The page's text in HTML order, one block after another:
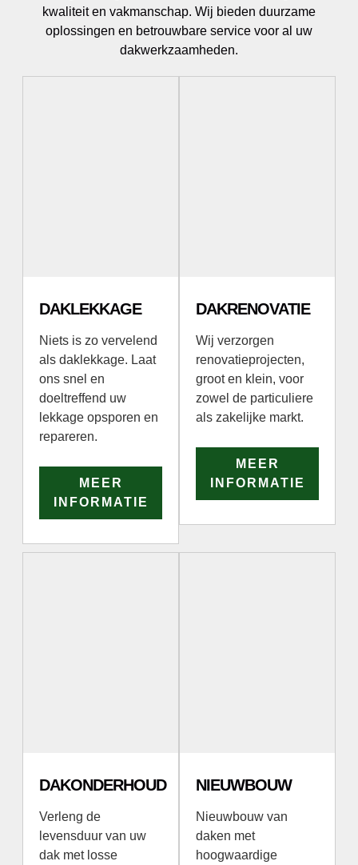
kwaliteit en vakmanschap. Wij bieden duurzame
oplossingen en betrouwbare service voor al uw
dakwerkzaamheden.
DAKLEKKAGE
Niets is zo vervelend
als daklekkage. Laat
ons snel en
doeltreffend uw
lekkage opsporen en
repareren.
MEER
INFORMATIE
DAKRENOVATIE
Wij verzorgen
renovatieprojecten,
groot en klein, voor
zowel de particuliere
als zakelijke markt.
MEER
INFORMATIE
DAKONDERHOUD
Verleng de
levensduur van uw
dak met losse
NIEUWBOUW
Nieuwbouw van
daken met
hoogwaardige